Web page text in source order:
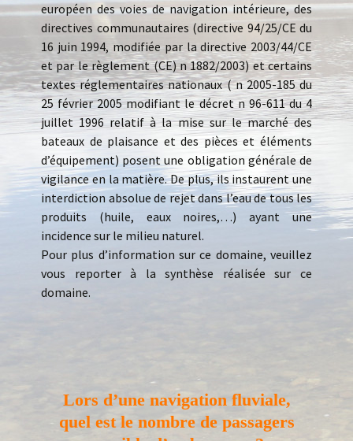
européen des voies de navigation intérieure, des
directives communautaires (directive 94/25/CE du
16 juin 1994, modifiée par la directive 2003/44/CE
et par le règlement (CE) n 1882/2003) et certains
textes réglementaires nationaux ( n 2005-185 du
25 février 2005 modifiant le décret n 96-611 du 4
juillet 1996 relatif à la mise sur le marché des
bateaux de plaisance et des pièces et éléments
d’équipement) posent une obligation générale de
vigilance en la matière. De plus, ils instaurent une
interdiction absolue de rejet dans l’eau de tous les
produits (huile, eaux noires,…) ayant une
incidence sur le milieu naturel.
Pour plus d’information sur ce domaine, veuillez
vous reporter à la synthèse réalisée sur ce
domaine.
Lors d’une navigation fluviale,
quel est le nombre de passagers